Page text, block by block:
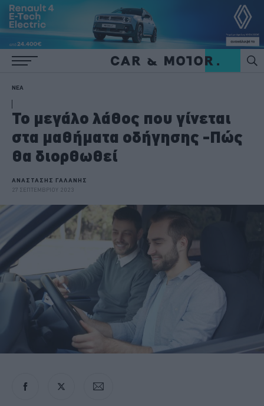
ΝΕΑ
Το μεγάλο λάθος που γίνεται
στα μαθήματα οδήγησης -Πώς
θα διορθωθεί
ΑΝΑΣΤΑΣΗΣ ΓΑΛΑΝΗΣ
27 ΣΕΠΤΕΜΒΡΙΟΥ 2023